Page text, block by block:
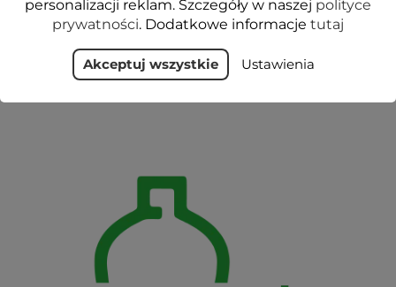
Zredukowaliśmy ich wagę
odpowiednio o 11,2% i 15,3%
personalizacji reklam. Szczegóły w naszej polityce
prywatności. Dodatkowe informacje tutaj
Akceptuj wszystkie Ustawienia